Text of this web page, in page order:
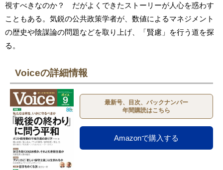
視すべきなのか？ だがよくできたストーリーが人心を惑わす
こともある。気鋭の公共政策学者が、数値によるマネジメント
の歴史や陰謀論の問題などを取り上げ、「賢慮」を行う道を探
る。
Voiceの詳細情報
最新号、目次、バックナンバー
年間購読はこちら
Amazonで購入する